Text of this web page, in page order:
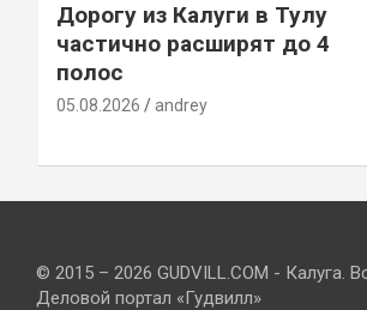
Дорогу из Калуги в Тулу
частично расширят до 4
полос
05.08.2026 andrey
© 2015 – 2026 GUDVILL.COM - Калуга.
Деловой портал «Гудвилл»